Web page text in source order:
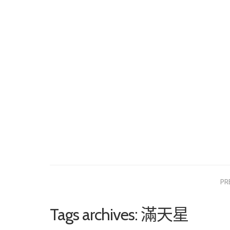
Tags archives: 滿天星